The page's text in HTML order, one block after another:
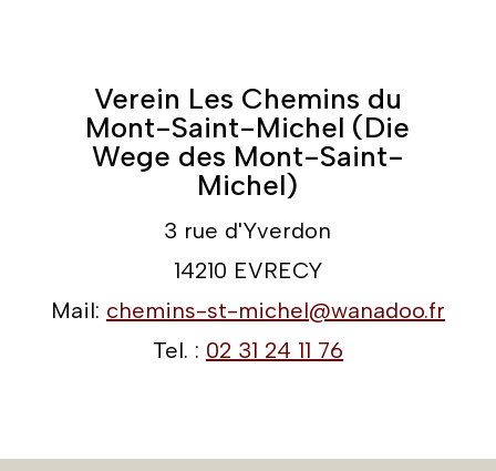
Verein Les Chemins du
Mont-Saint-Michel (Die
Wege des Mont-Saint-
Michel)
3 rue d'Yverdon
14210 EVRECY
Mail: chemins-st-michel@wanadoo.fr
Tel. : 02 31 24 11 76